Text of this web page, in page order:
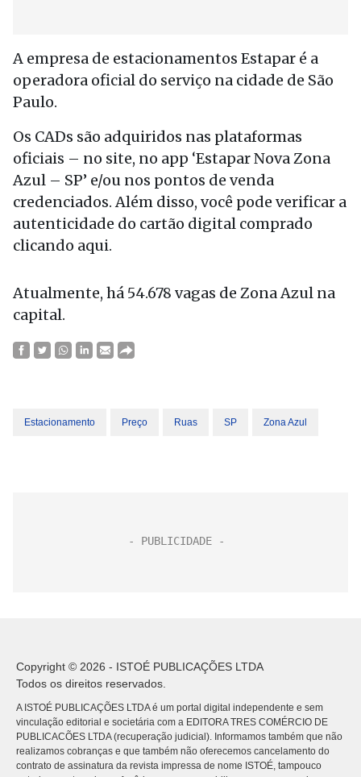
A empresa de estacionamentos Estapar é a
operadora oficial do serviço na cidade de São
Paulo.
Os CADs são adquiridos nas plataformas
oficiais – no site, no app ‘Estapar Nova Zona
Azul – SP’ e/ou nos pontos de venda
credenciados. Além disso, você pode verificar a
autenticidade do cartão digital comprado
clicando aqui.
Atualmente, há 54.678 vagas de Zona Azul na
capital.
Estacionamento Preço Ruas SP Zona Azul
Copyright © 2026 - ISTOÉ PUBLICAÇÕES LTDA
Todos os direitos reservados.
A ISTOÉ PUBLICAÇÕES LTDA é um portal digital independente e sem
vinculação editorial e societária com a EDITORA TRES COMÉRCIO DE
PUBLICACÕES LTDA (recuperação judicial). Informamos também que não
realizamos cobranças e que também não oferecemos cancelamento do
contrato de assinatura da revista impressa de nome ISTOÉ, tampouco